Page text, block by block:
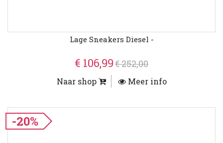
Lage Sneakers Diesel -
€ 106,99€ 252,00
Naar shop Meer info
-20%